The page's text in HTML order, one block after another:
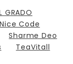
GRADO
Nice Code
Sharme Deo
TeaVitall